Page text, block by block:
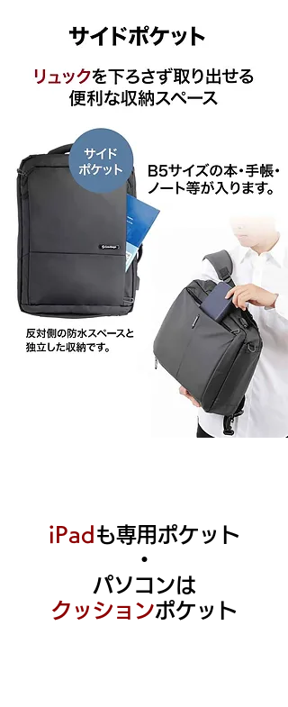
iPad も専用ポケット
・
​パソコンは
クッションポケット